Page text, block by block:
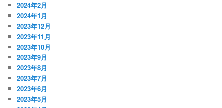
2024年2月
2024年1月
2023年12月
2023年11月
2023年10月
2023年9月
2023年8月
2023年7月
2023年6月
2023年5月